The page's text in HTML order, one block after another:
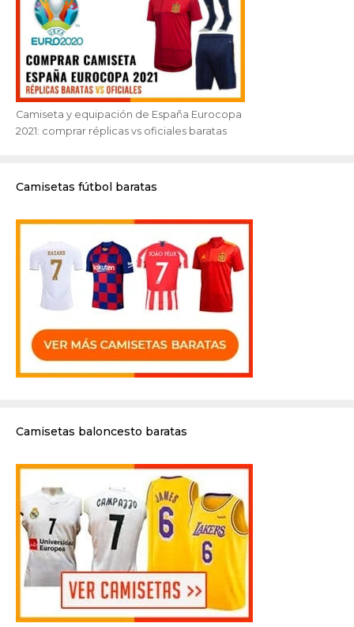
Camiseta y equipación de España Eurocopa
2021: comprar réplicas vs oficiales baratas
Camisetas fútbol baratas
Camisetas baloncesto baratas